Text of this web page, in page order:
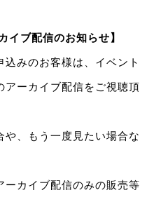
イブ配信のお知らせ】
みのお客様は、イベント
アーカイブ配信をご視聴頂
や、もう一度見たい場合な
ーカイブ配信のみの販売等